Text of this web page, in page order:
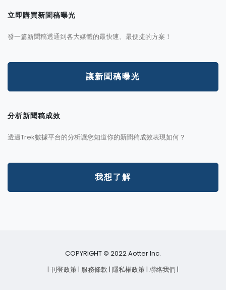
立即購買新聞稿曝光
發一篇新聞稿透通到各大媒體的最快速、最便捷的方案！
讓新聞稿曝光
分析新聞稿成效
透過Trek數據平台的分析讓您知道你的新聞稿成效表現如何？
我想了解
COPYRIGHT © 2022 Aotter Inc.
| 刊登政策| 服務條款 | 隱私權政策| 聯絡我們 |